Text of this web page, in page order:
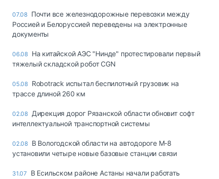
07.08 Почти все железнодорожные перевозки между
Россией и Белоруссией переведены на электронные
документы
06.08 На китайской АЭС "Нинде" протестировали первый
тяжелый складской робот CGN
05.08 Robotrack испытал беспилотный грузовик на
трассе длиной 260 км
02.08 Дирекция дорог Рязанской области обновит софт
интеллектуальной транспортной системы
02.08 В Вологодской области на автодороге М-8
установили четыре новые базовые станции связи
31.07
В Есильском районе Астаны начали работать